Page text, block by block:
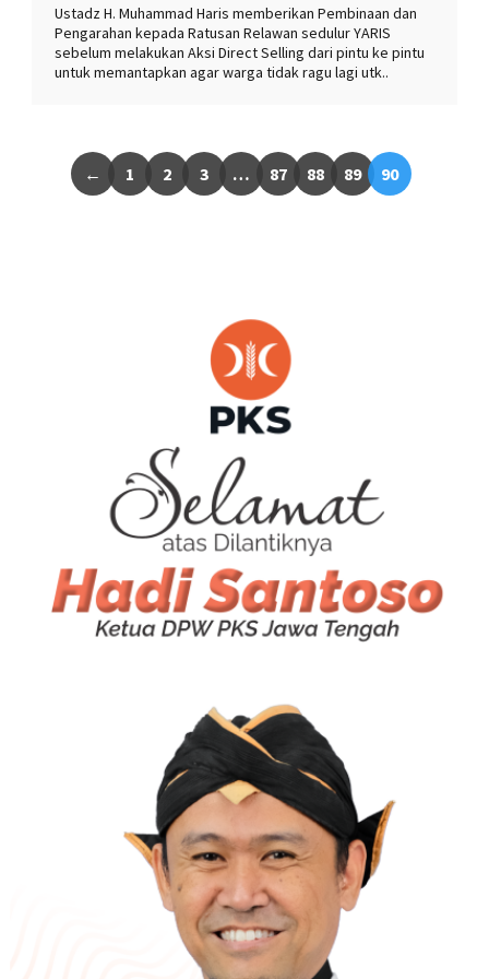
Ustadz H. Muhammad Haris memberikan Pembinaan dan
Pengarahan kepada Ratusan Relawan sedulur YARIS
sebelum melakukan Aksi Direct Selling dari pintu ke pintu
untuk memantapkan agar warga tidak ragu lagi utk..
← 1 2 3 … 87 88 89 90